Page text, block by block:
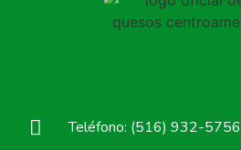
Teléfono: (516) 932-5756